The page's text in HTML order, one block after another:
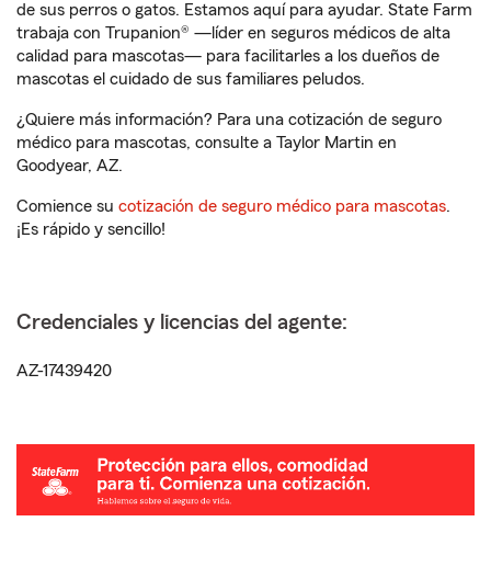
de sus perros o gatos. Estamos aquí para ayudar. State Farm
trabaja con Trupanion® —líder en seguros médicos de alta
calidad para mascotas— para facilitarles a los dueños de
mascotas el cuidado de sus familiares peludos.
¿Quiere más información? Para una cotización de seguro
médico para mascotas, consulte a Taylor Martin en
Goodyear, AZ.
Comience su cotización de seguro médico para mascotas.
¡Es rápido y sencillo!
Credenciales y licencias del agente:
AZ-17439420